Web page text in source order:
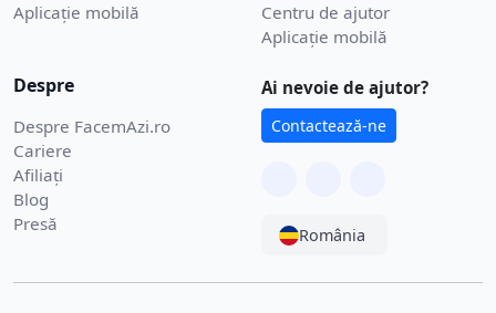
Aplicație mobilă
Centru de ajutor
Aplicație mobilă
Despre
Despre FacemAzi.ro
Cariere
Afiliați
Blog
Presă
Ai nevoie de ajutor?
Contactează-ne
România